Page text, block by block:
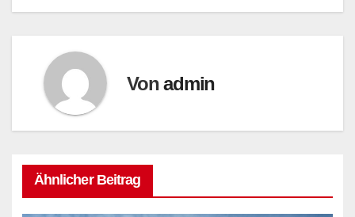
Vonadmin
Ähnlicher Beitrag